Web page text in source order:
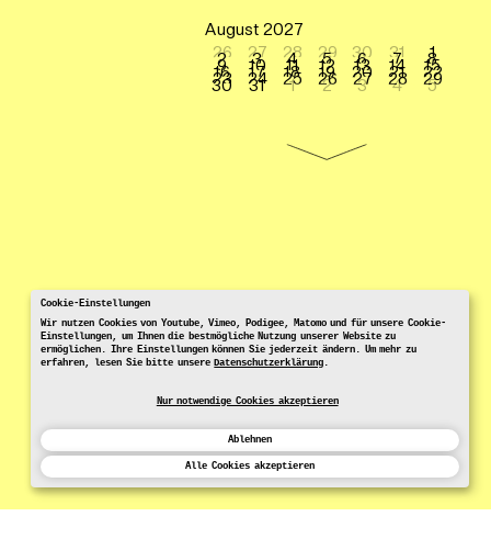
Cookie-Einstellungen
Wir nutzen Cookies von Youtube, Vimeo, Podigee, Matomo und für unsere Cookie-
Einstellungen, um Ihnen die bestmögliche Nutzung unserer Website zu
ermöglichen. Ihre Einstellungen können Sie jederzeit ändern. Um mehr zu
erfahren, lesen Sie bitte unsereDatenschutzerklärung.
Nur notwendige Cookies akzeptieren
Ablehnen
Alle Cookies akzeptieren
August 2027
26
27 28 29 30 31 1
2 3 4 5 6 7 8
9 10 11 12 13 14 15
16 17 18 19 20 21 22
23 24 25 26 27 28 29
30 31 1 2 3 4 5